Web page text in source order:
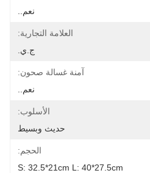
نعم..
العلامة التجارية:
ج.ي.
آمنة غسالة صحون:
نعم..
الأسلوب:
حديث وبسيط
الحجم:
S: 32.5*21cm L: 40*27.5cm